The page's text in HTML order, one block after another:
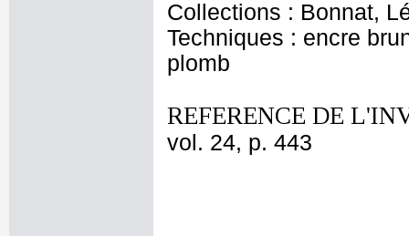
Collections : Bonnat,
Techniques : encre
plomb
REFERENCE DE
vol. 24, p. 443